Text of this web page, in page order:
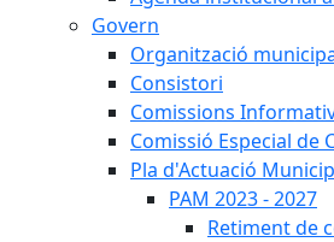
Govern
Organització
Consistori
Comissions
Comissió Especial de
Pla d'Actuació
PAM 2023 - 2027
Retiment de